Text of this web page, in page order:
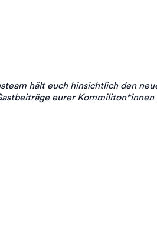
hält euch hinsichtlich den
eurer